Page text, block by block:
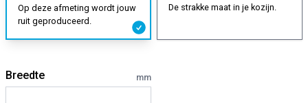
Op deze afmeting wordt jouw
ruit geproduceerd.
De strakke maat in je kozijn.
Breedte mm